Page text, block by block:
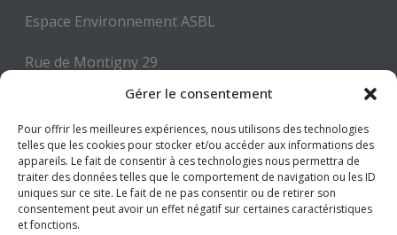
Gérer le consentement
Pour offrir les meilleures expériences, nous utilisons des technologies
telles que les cookies pour stocker et/ou accéder aux informations des
appareils. Le fait de consentir à ces technologies nous permettra de
traiter des données telles que le comportement de navigation ou les ID
uniques sur ce site. Le fait de ne pas consentir ou de retirer son
consentement peut avoir un effet négatif sur certaines caractéristiques
et fonctions.
Espace Environnement ASBL
Rue de Montigny 29
6000 CHARLEROI
Tél: +32 71 300 300
Mail: info@espace-environnement.be
TVA BE 0416.116.340